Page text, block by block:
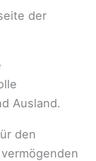
der
Ausland.
den